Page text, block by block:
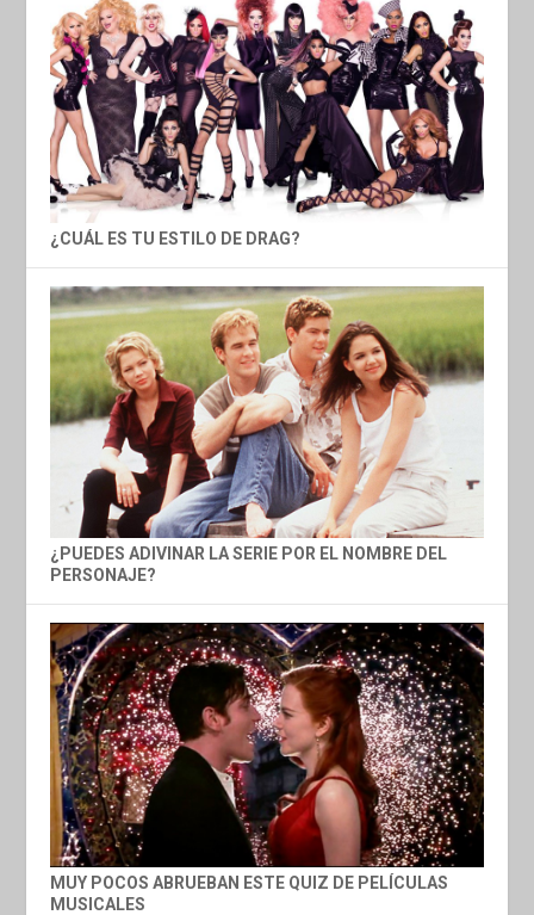
¿CUÁL ES TU ESTILO DE DRAG?
¿PUEDES ADIVINAR LA SERIE POR EL NOMBRE DEL
PERSONAJE?
MUY POCOS ABRUEBAN ESTE QUIZ DE PELÍCULAS
MUSICALES